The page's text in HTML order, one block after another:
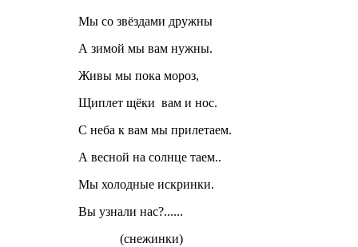
Мы со звёздами дружны
А зимой мы вам нужны.
Живы мы пока мороз,
Щиплет щёки вам и нос.
С неба к вам мы прилетаем.
А весной на солнце таем..
Мы холодные искринки.
Вы узнали нас?......
(снежинки)